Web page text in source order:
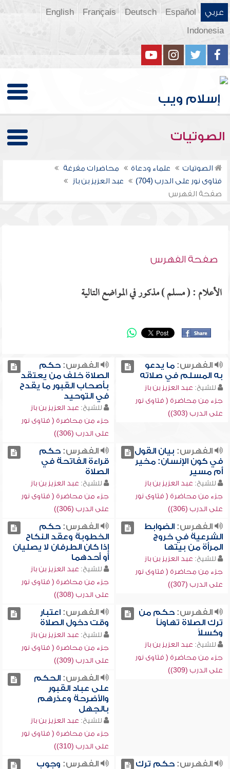
عربي Español
Deutsch
Français
English
Indonesia
الصوتيات
الصوتيات علماء ودعاة
محاضرات مفرغة
فتاوى نور على الدرب (704)
عبد العزيز بن باز
صفحة الفهرس
صفحة الفهرس
الأعلام : ( مسلم ) مذكور في المواضع التالية
الفهرس:ما يدعو
به المسلم في صلاته
للشيخ: عبد العزيز بن باز
جزء من محاضرة ( فتاوى نور
على الدرب (303))
الفهرس:حكم
الصلاة خلف من يعتقد
بأصحاب القبور ما يقدح
في التوحيد
للشيخ: عبد العزيز بن باز
جزء من محاضرة ( فتاوى نور
على الدرب (306))
الفهرس: بيان القول
في كون الإنسان: مخير
أم مسير
للشيخ: عبد العزيز بن باز
جزء من محاضرة ( فتاوى نور
على الدرب (306))
الفهرس:حكم
قراءة الفاتحة في
الصلاة
للشيخ: عبد العزيز بن باز
جزء من محاضرة ( فتاوى نور
على الدرب (306))
الفهرس:الضوابط
الشرعية في خروج
المرأة من بيتها
للشيخ: عبد العزيز بن باز
جزء من محاضرة ( فتاوى نور
على الدرب (307))
الفهرس:حكم
الخطوبة وعقد النكاح
إذا كان الطرفان لا يصليان
أو أحدهما
للشيخ: عبد العزيز بن باز
جزء من محاضرة ( فتاوى نور
على الدرب (308))
الفهرس:حكم من
ترك الصلاة تهاوناً
وكسلاً
للشيخ: عبد العزيز بن باز
جزء من محاضرة ( فتاوى نور
على الدرب (309))
الفهرس:اعتبار
وقت دخول الصلاة
للشيخ: عبد العزيز بن باز
جزء من محاضرة ( فتاوى نور
على الدرب (309))
الفهرس:الحكم
على عباد القبور
والأضرحة وعذرهم
بالجهل
للشيخ: عبد العزيز بن باز
جزء من محاضرة ( فتاوى نور
على الدرب (310))
الفهرس:حكم ترك
الفهرس: وجوب